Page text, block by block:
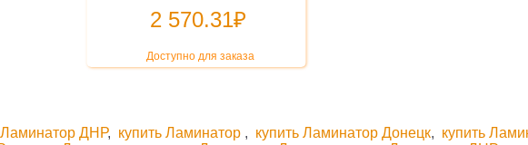
2 570.31₽
Доступно для заказа
Ламинатор ДНР, купить Ламинатор , купить Ламинатор Донецк, купить